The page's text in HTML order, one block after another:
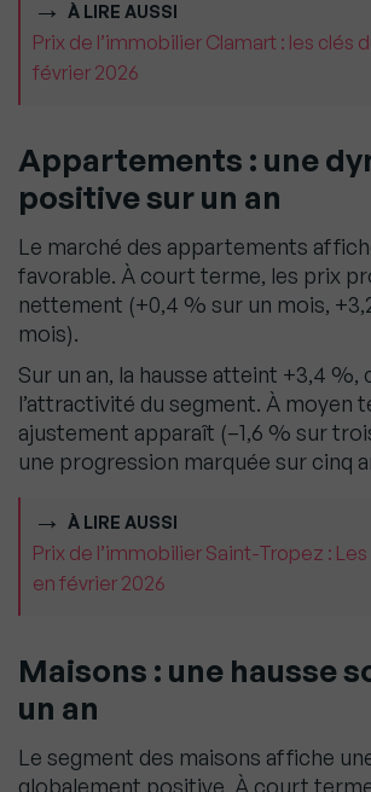
À LIRE AUSSI
Prix de l’immobilier Clamart : les clés
février 2026
Appartements : une
positive sur un an
Le marché des appartements
favorable. À court terme, les prix
nettement (+0,4 % sur un mois,
mois).
Sur un an, la hausse atteint +3,4 %,
l’attractivité du segment. À moyen
ajustement apparaît (–1,6 % sur
une progression marquée sur cinq
À LIRE AUSSI
Prix de l’immobilier Saint-Tropez :
en février 2026
Maisons : une hausse
un an
Le segment des maisons affiche
globalement positive. À court